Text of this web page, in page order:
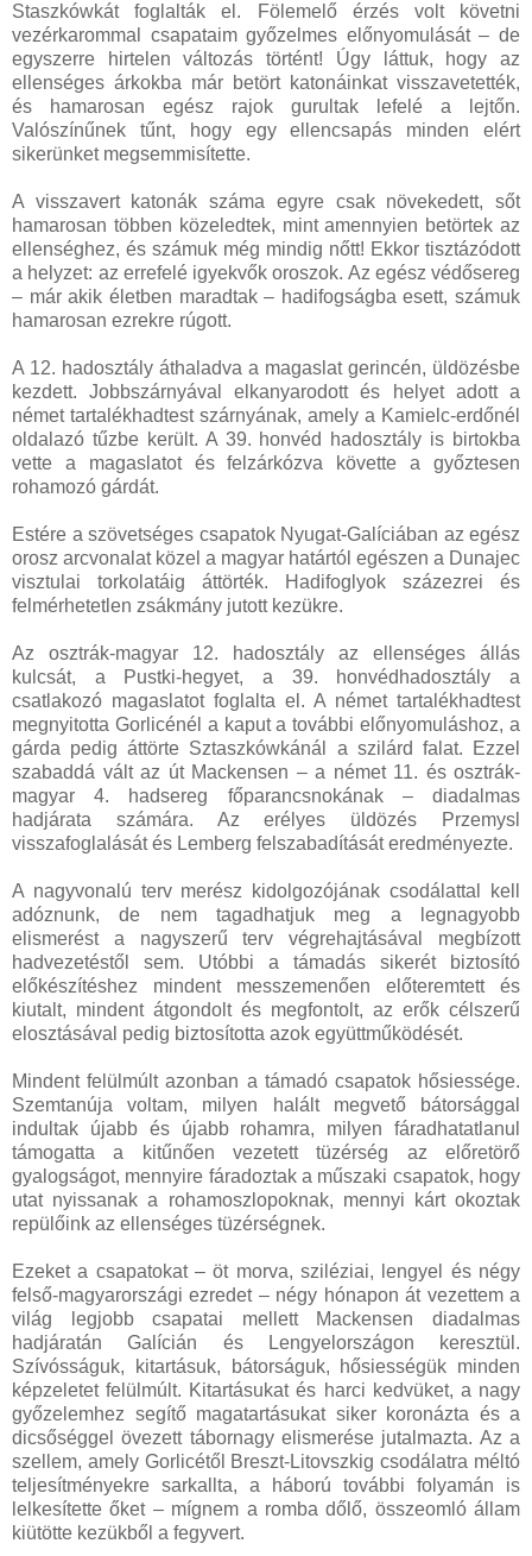
Staszkówkát foglalták el. Fölemelő érzés volt követni
vezérkarommal csapataim győzelmes előnyomulását – de
egyszerre hirtelen változás történt! Úgy láttuk, hogy az
ellenséges árkokba már betört katonáinkat visszavetették,
és hamarosan egész rajok gurultak lefelé a lejtőn.
Valószínűnek tűnt, hogy egy ellencsapás minden elért
sikerünket megsemmisítette.
A visszavert katonák száma egyre csak növekedett, sőt
hamarosan többen közeledtek, mint amennyien betörtek az
ellenséghez, és számuk még mindig nőtt! Ekkor tisztázódott
a helyzet: az errefelé igyekvők oroszok. Az egész védősereg
– már akik életben maradtak – hadifogságba esett, számuk
hamarosan ezrekre rúgott.
A 12. hadosztály áthaladva a magaslat gerincén, üldözésbe
kezdett. Jobbszárnyával elkanyarodott és helyet adott a
német tartalékhadtest szárnyának, amely a Kamielc-erdőnél
oldalazó tűzbe került. A 39. honvéd hadosztály is birtokba
vette a magaslatot és felzárkózva követte a győztesen
rohamozó gárdát.
Estére a szövetséges csapatok Nyugat-Galíciában az egész
orosz arcvonalat közel a magyar határtól egészen a Dunajec
visztulai torkolatáig áttörték. Hadifoglyok százezrei és
felmérhetetlen zsákmány jutott kezükre.
Az osztrák-magyar 12. hadosztály az ellenséges állás
kulcsát, a Pustki-hegyet, a 39. honvédhadosztály a
csatlakozó magaslatot foglalta el. A német tartalékhadtest
megnyitotta Gorlicénél a kaput a további előnyomuláshoz, a
gárda pedig áttörte Sztaszkówkánál a szilárd falat. Ezzel
szabaddá vált az út Mackensen – a német 11. és osztrák-
magyar 4. hadsereg főparancsnokának – diadalmas
hadjárata számára. Az erélyes üldözés Przemysl
visszafoglalását és Lemberg felszabadítását eredményezte.
A nagyvonalú terv merész kidolgozójának csodálattal kell
adóznunk, de nem tagadhatjuk meg a legnagyobb
elismerést a nagyszerű terv végrehajtásával megbízott
hadvezetéstől sem. Utóbbi a támadás sikerét biztosító
előkészítéshez mindent messzemenően előteremtett és
kiutalt, mindent átgondolt és megfontolt, az erők célszerű
elosztásával pedig biztosította azok együttműködését.
Mindent felülmúlt azonban a támadó csapatok hősiessége.
Szemtanúja voltam, milyen halált megvető bátorsággal
indultak újabb és újabb rohamra, milyen fáradhatatlanul
támogatta a kitűnően vezetett tüzérség az előretörő
gyalogságot, mennyire fáradoztak a műszaki csapatok, hogy
utat nyissanak a rohamoszlopoknak, mennyi kárt okoztak
repülőink az ellenséges tüzérségnek.
Ezeket a csapatokat – öt morva, sziléziai, lengyel és négy
felső-magyarországi ezredet – négy hónapon át vezettem a
világ legjobb csapatai mellett Mackensen diadalmas
hadjáratán Galícián és Lengyelországon keresztül.
Szívósságuk, kitartásuk, bátorságuk, hősiességük minden
képzeletet felülmúlt. Kitartásukat és harci kedvüket, a nagy
győzelemhez segítő magatartásukat siker koronázta és a
dicsőséggel övezett tábornagy elismerése jutalmazta. Az a
szellem, amely Gorlicétől Breszt-Litovszkig csodálatra méltó
teljesítményekre sarkallta, a háború további folyamán is
lelkesítette őket – mígnem a romba dőlő, összeomló állam
kiütötte kezükből a fegyvert.